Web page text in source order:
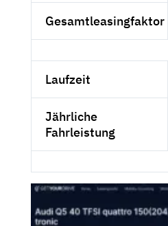
Gesamtleasingfaktor
Laufzeit
Jährliche
Fahrleistung